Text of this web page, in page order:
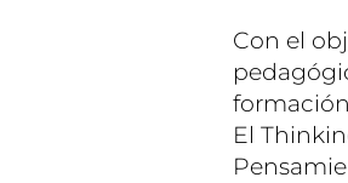
Con el
El